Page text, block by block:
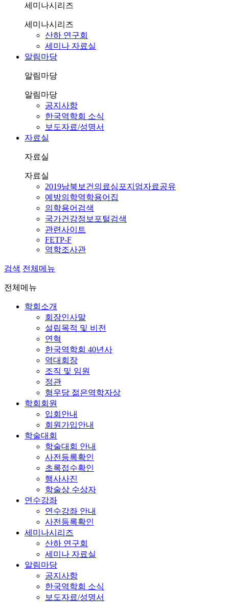
세미나시리즈
세미나시리즈
산하 연구회
세미나 자료실
알림마당
알림마당
알림마당
공지사항
한국역학회 소식
보도자료/성명서
자료실
자료실
자료실
2019남북보건의료심포지엄자료공유
예방의학역학용어집
의학용어검색
국가건강정보포털검색
관련사이트
FETP-F
역학조사관
검색 전체메뉴
전체메뉴
학회소개
회장인사말
설립목적 및 비전
연혁
한국역학회 40년사
역대회장
조직 및 임원
정관
형우당 젊은역학자상
학회회원
입회안내
회원가입안내
학술대회
학술대회 안내
사전등록확인
초록접수확인
행사사진
학술상 수상자
연수강좌
연수강좌 안내
사전등록확인
세미나시리즈
산하 연구회
세미나 자료실
알림마당
공지사항
한국역학회 소식
보도자료/성명서